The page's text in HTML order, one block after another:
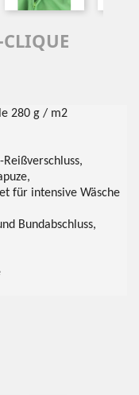
280 g / m2
für intensive Wäsche
Bundabschluss,